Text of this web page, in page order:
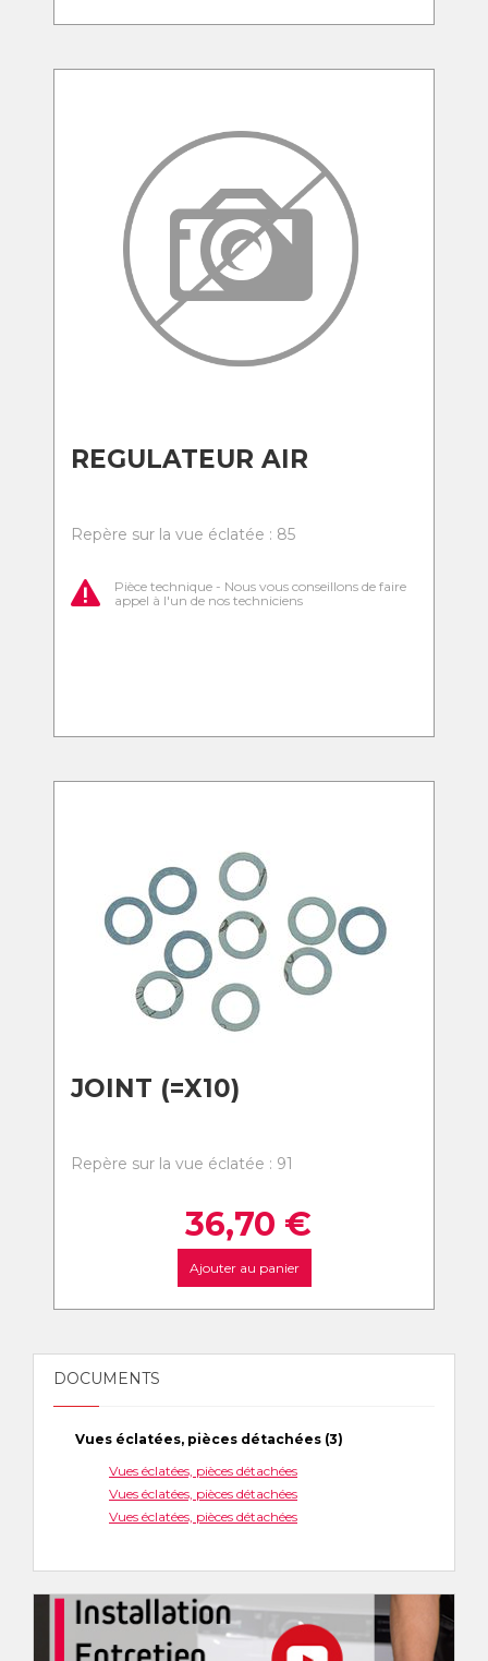
REGULATEUR AIR
Repère sur la vue éclatée : 85
Pièce technique - Nous vous conseillons de faire
appel à l'un de nos techniciens
JOINT (=X10)
Repère sur la vue éclatée : 91
36,70 €
Ajouter au panier
DOCUMENTS
Vues éclatées, pièces détachées (3)
Vues éclatées, pièces détachées
Vues éclatées, pièces détachées
Vues éclatées, pièces détachées